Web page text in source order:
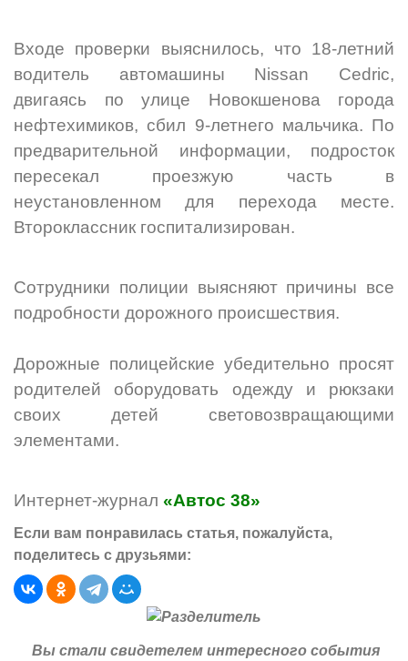
Входе проверки выяснилось, что 18-летний
водитель автомашины Nissan Cedric,
двигаясь по улице Новокшенова города
нефтехимиков, сбил 9-летнего мальчика. По
предварительной информации, подросток
пересекал проезжую часть в
неустановленном для перехода месте.
Второклассник госпитализирован.
Сотрудники полиции выясняют причины все
подробности дорожного происшествия.
Дорожные полицейские убедительно просят
родителей оборудовать одежду и рюкзаки
своих детей световозвращающими
элементами.
Интернет-журнал «Автос 38»
Если вам понравилась статья, пожалуйста,
поделитесь с друзьями:
Вы стали свидетелем интересного события